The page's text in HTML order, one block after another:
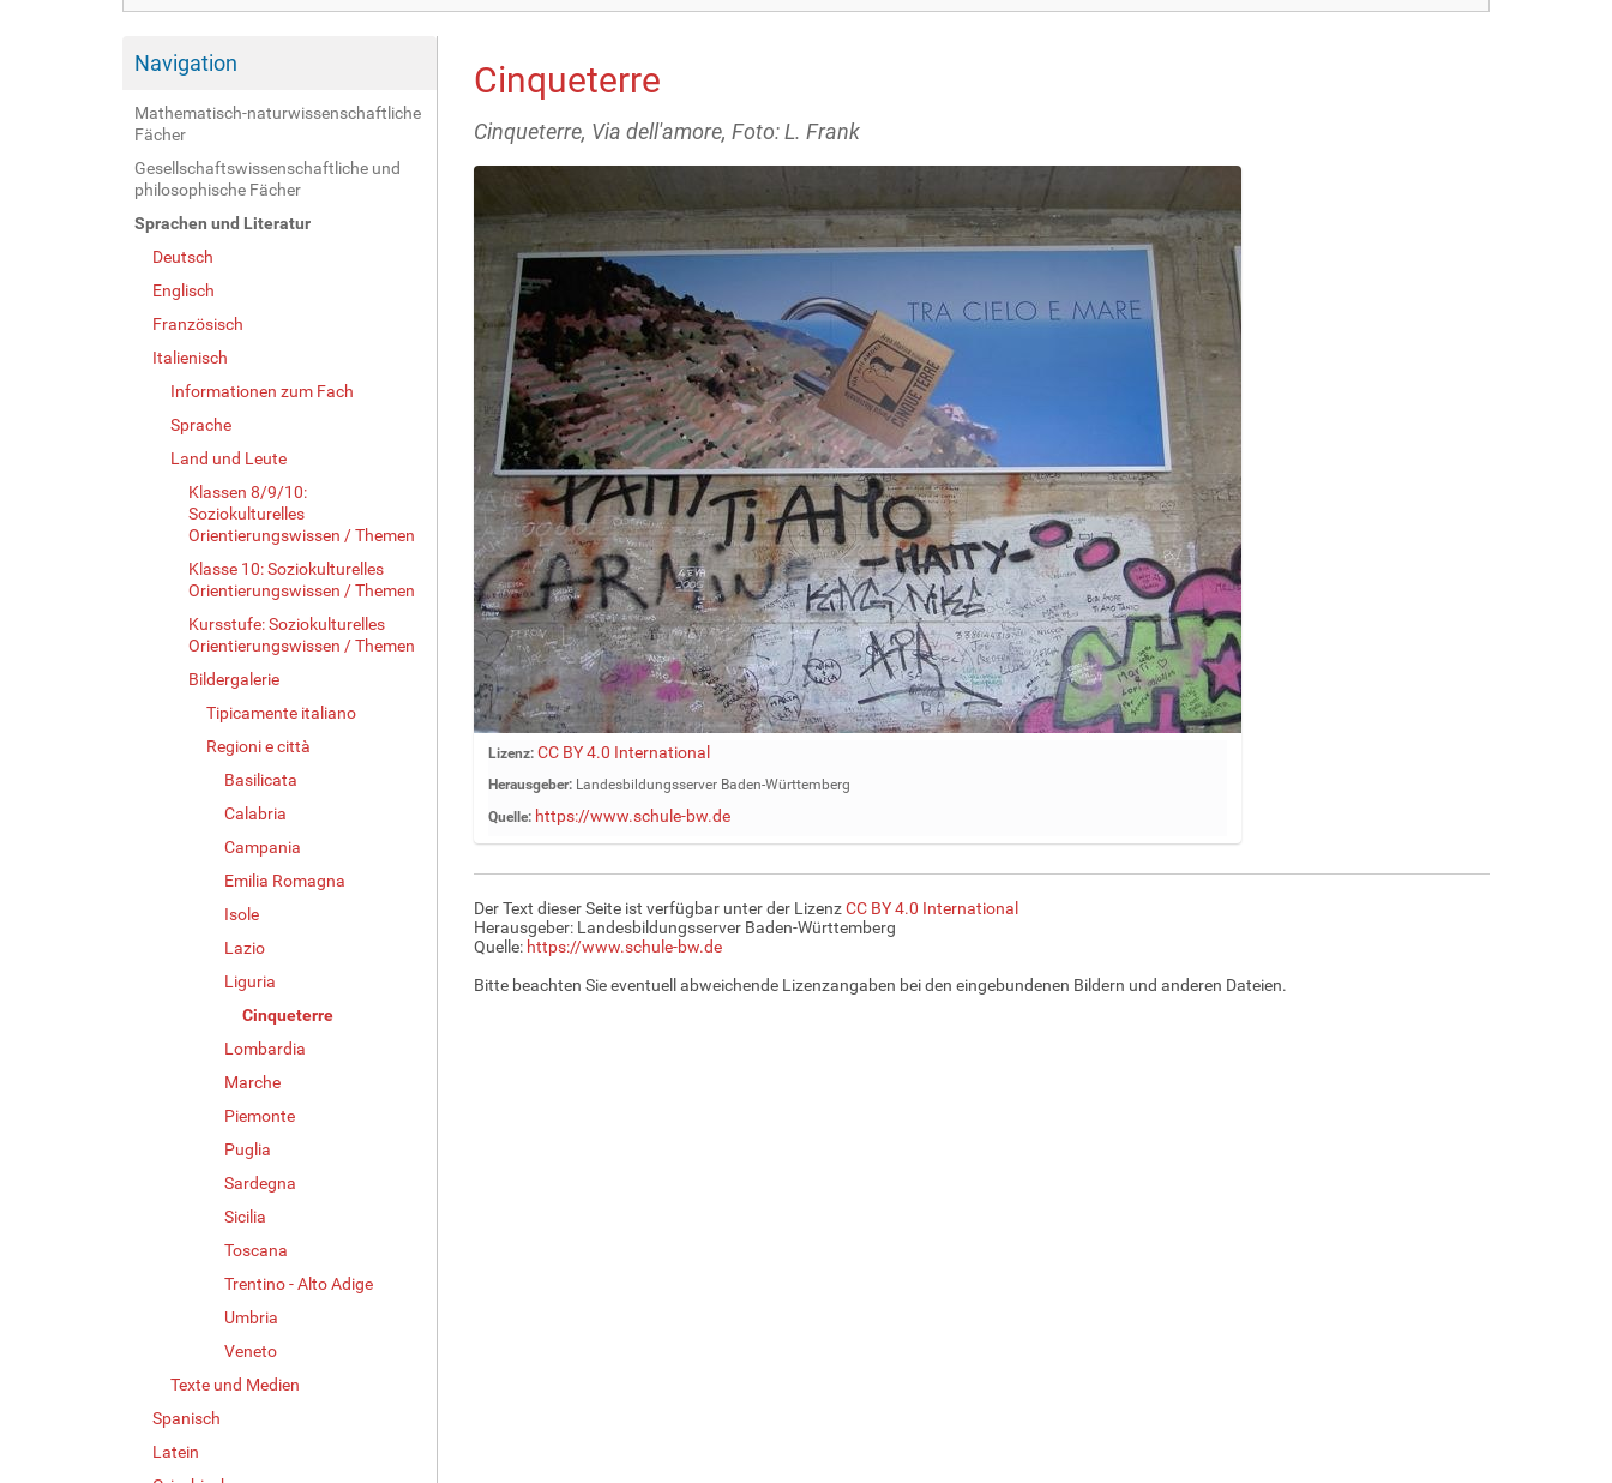
Navigation
Mathematisch-naturwissenschaftliche
Fächer
Gesellschaftswissenschaftliche und
philosophische Fächer
Sprachen und Literatur
Deutsch
Englisch
Französisch
Italienisch
Informationen zum Fach
Sprache
Land und Leute
Klassen 8/9/10:
Soziokulturelles
Orientierungswissen / Themen
Klasse 10: Soziokulturelles
Orientierungswissen / Themen
Kursstufe: Soziokulturelles
Orientierungswissen / Themen
Bildergalerie
Tipicamente italiano
Regioni e città
Basilicata
Calabria
Campania
Emilia Romagna
Isole
Lazio
Liguria
Cinqueterre
Lombardia
Marche
Piemonte
Puglia
Sardegna
Sicilia
Toscana
Trentino - Alto Adige
Umbria
Veneto
Texte und Medien
Spanisch
Latein
Cinqueterre
Cinqueterre, Via dell'amore, Foto: L. Frank
Z
g
e
B
l
d
n
Lizenz: CC BY 4.0 International
Herausgeber:Landesbildungsserver Baden-Württemberg
Quelle: https://www.schule-bw.de
Der Text dieser Seite ist verfügbar unter der LizenzCC BY 4.0 International
Herausgeber: Landesbildungsserver Baden-Württemberg
Quelle: https://www.schule-bw.de
Bitte beachten Sie eventuell abweichende Lizenzangaben bei den eingebundenen Bildern und anderen Dateien.